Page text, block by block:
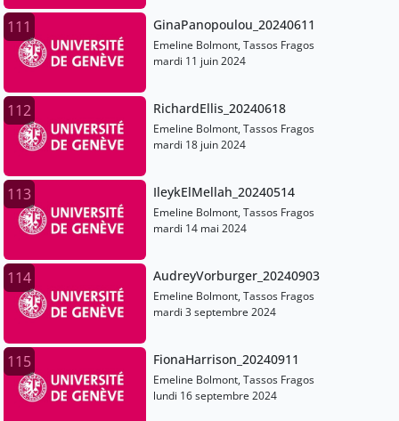
111 GinaPanopoulou_20240611
Emeline Bolmont, Tassos Fragos
mardi 11 juin 2024
112 RichardEllis_20240618
Emeline Bolmont, Tassos Fragos
mardi 18 juin 2024
113 IleykElMellah_20240514
Emeline Bolmont, Tassos Fragos
mardi 14 mai 2024
114 AudreyVorburger_20240903
Emeline Bolmont, Tassos Fragos
mardi 3 septembre 2024
115 FionaHarrison_20240911
Emeline Bolmont, Tassos Fragos
lundi 16 septembre 2024